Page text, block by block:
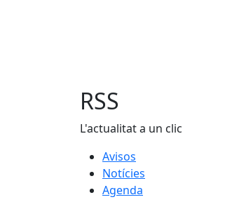
RSS
L'actualitat a un clic
Avisos
Notícies
Agenda